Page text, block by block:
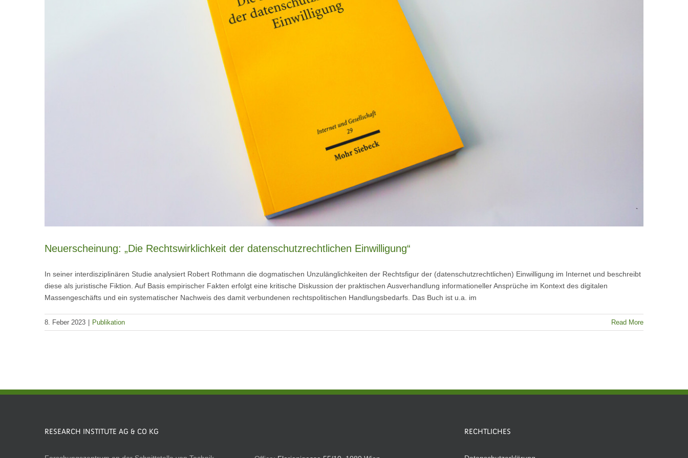
Neuerscheinung: „Die Rechtswirklichkeit der datenschutzrechtlichen Einwilligung“
In seiner interdisziplinären Studie analysiert Robert Rothmann die dogmatischen Unzulänglichkeiten der Rechtsfigur der (datenschutzrechtlichen) Einwilligung im Internet und beschreibt
diese als juristische Fiktion. Auf Basis empirischer Fakten erfolgt eine kritische Diskussion der praktischen Ausverhandlung informationeller Ansprüche im Kontext des digitalen
Massengeschäfts und ein systematischer Nachweis des damit verbundenen rechtspolitischen Handlungsbedarfs. Das Buch ist u.a. im
8. Feber 2023 Publikation Read More
RESEARCH INSTITUTE AG & CO KG RECHTLICHES